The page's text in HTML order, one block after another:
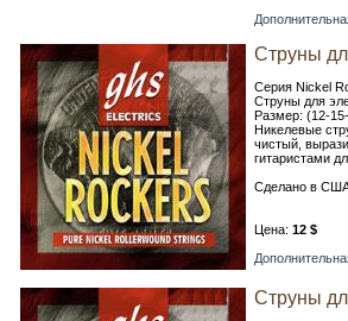
Струны
Серия Nickel
Струны для
Размер: (12-
Никелевые
чистый,
гитаристами
Сделано в
Цена: 12 $
Струны